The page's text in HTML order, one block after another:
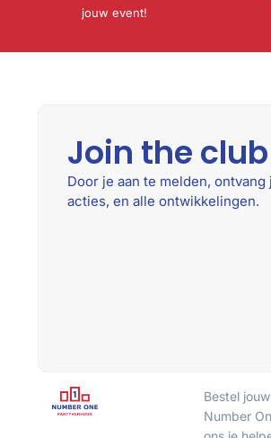
jouw event!
Bestel
Number
Join the
Door je aan te melden,
acties, en alle ontwikkelingen.